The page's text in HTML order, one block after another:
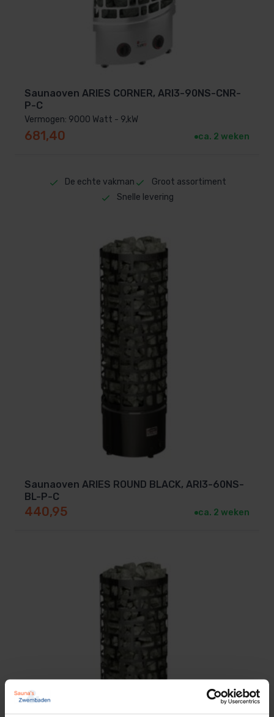
Saunaoven ARIES CORNER, ARI3-90NS-CNR-
P-C
Vermogen: 9000 Watt - 9,kW
681,40 ca. 2 weken
De echte vakman
Groot assortiment
Snelle levering
Saunaoven ARIES ROUND BLACK, ARI3-60NS-
BL-P-C
440,95 ca. 2 weken